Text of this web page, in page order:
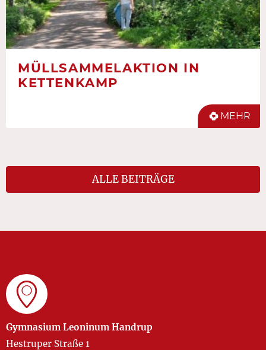
MÜLLSAMMELAKTION IN
KETTENKAMP
MEHR
ALLE BEITRÄGE
Gymnasium Leoninum Handrup
Hestruper Straße 1